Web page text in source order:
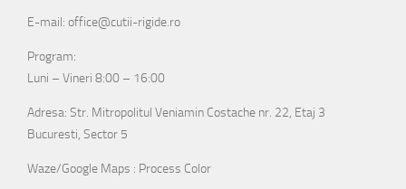
E-mail: office@cutii-rigide.ro
Program:
Luni – Vineri 8:00 – 16:00
Adresa: Str. Mitropolitul Veniamin Costache nr. 22, Etaj 3
Bucuresti, Sector 5
Waze/Google Maps : Process Color